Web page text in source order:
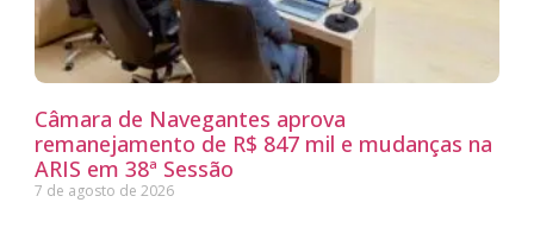
Câmara de Navegantes aprova
remanejamento de R$ 847 mil e mudanças na
ARIS em 38ª Sessão
7 de agosto de 2026